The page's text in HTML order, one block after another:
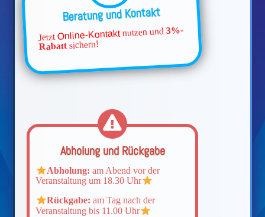
Beratung und Kontakt
JetztOnline-Kontaktnutzen und3%-
Rabattsichern!
Abholung und Rückgabe
Abholung: am Abend vor der
Veranstaltung um 18.30 Uhr
Rückgabe: am Tag nach der
Veranstaltung bis 11.00 Uhr